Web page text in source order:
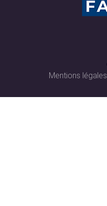
Mentions légales